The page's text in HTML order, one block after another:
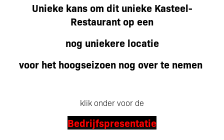
Unieke kans om dit unieke Kasteel-
Restaurant op een
nog uniekere locatie
voor het hoogseizoen nog over te nemen
klik onder voor de
Bedrijfspresentatie